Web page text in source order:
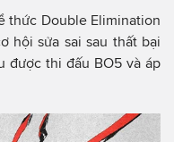
thức Double Elimination
hội sửa sai sau thất bại
được thi đấu BO5 và áp